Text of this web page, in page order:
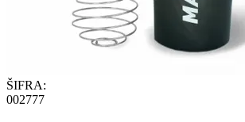
ŠIFRA:
002777